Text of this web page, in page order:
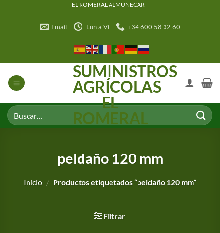
EL ROMERAL ALMUÑECAR
Email Lun a Vi +34 600 58 32 60
SUMINISTROS
AGRÍCOLAS
EL
ROMERAL
Buscar
por:
peldaño 120 mm
Inicio / Productos etiquetados “peldaño 120 mm”
Filtrar